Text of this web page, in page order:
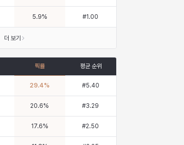
5.9% #1.00
더 보기
픽률 평균 순위
29.4% #5.40
20.6% #3.29
17.6% #2.50